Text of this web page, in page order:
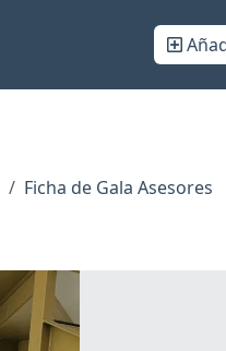
Ficha de Gala Asesores